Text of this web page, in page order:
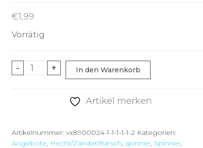
€1,99
Vorrätig
-
Spinner
+ In den Warenkorb
Artikel merken
Artikelnummer: vx8900024-1-1-1-1-1-2 Kategorien:
Angebote, Hecht/Zander/Barsch, spinner, Spinner,